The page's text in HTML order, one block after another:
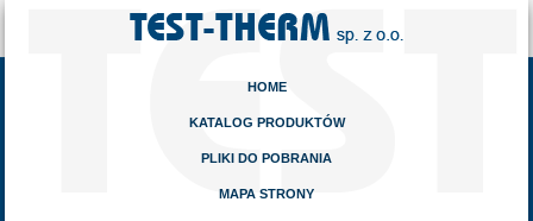
HOME
KATALOG PRODUKTÓW
PLIKI DO POBRANIA
MAPA STRONY